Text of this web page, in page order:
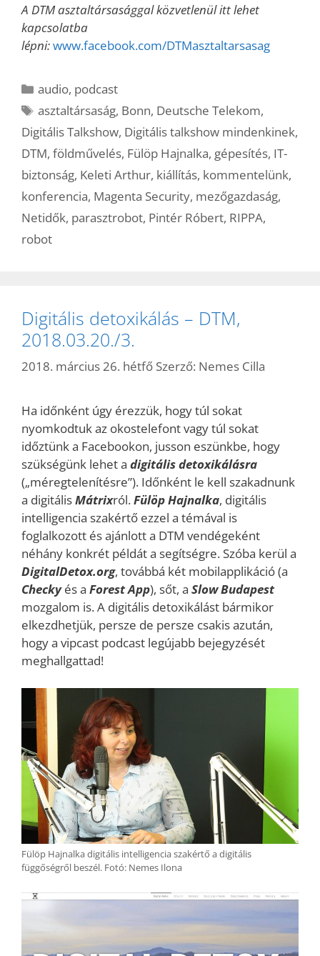
A DTM asztaltársasággal közvetlenül itt lehet
kapcsolatba
lépni:www.facebook.com/DTMasztaltarsasag
Kategória
audio, podcast
Címkék
asztaltársaság, Bonn, Deutsche Telekom,
Digitális Talkshow, Digitális talkshow mindenkinek,
DTM, földművelés, Fülöp Hajnalka, gépesítés, IT-
biztonság, Keleti Arthur, kiállítás, kommentelünk,
konferencia, Magenta Security, mezőgazdaság,
Netidők, parasztrobot, Pintér Róbert, RIPPA,
robot
Digitális detoxikálás – DTM,
2018.03.20./3.
2018. március 26. hétfő Szerző: Nemes Cilla
Ha időnként úgy érezzük, hogy túl sokat
nyomkodtuk az okostelefont vagy túl sokat
időztünk a Facebookon, jusson eszünkbe, hogy
szükségünk lehet a digitális detoxikálásra
(„méregtelenítésre”). Időnként le kell szakadnunk
a digitálisMátrixról.Fülöp Hajnalka, digitális
intelligencia szakértő ezzel a témával is
foglalkozott és ajánlott a DTM vendégeként
néhány konkrét példát a segítségre. Szóba kerül a
DigitalDetox.org, továbbá két mobilapplikáció (a
Checky és a ForestApp), sőt, a Slow Budapest
mozgalom is. A digitális detoxikálást bármikor
elkezdhetjük, persze de persze csakis azután,
hogy a vipcast podcast legújabb bejegyzését
meghallgattad!
Fülöp Hajnalka digitális intelligencia szakértő a digitális
függőségről beszél. Fotó: Nemes Ilona